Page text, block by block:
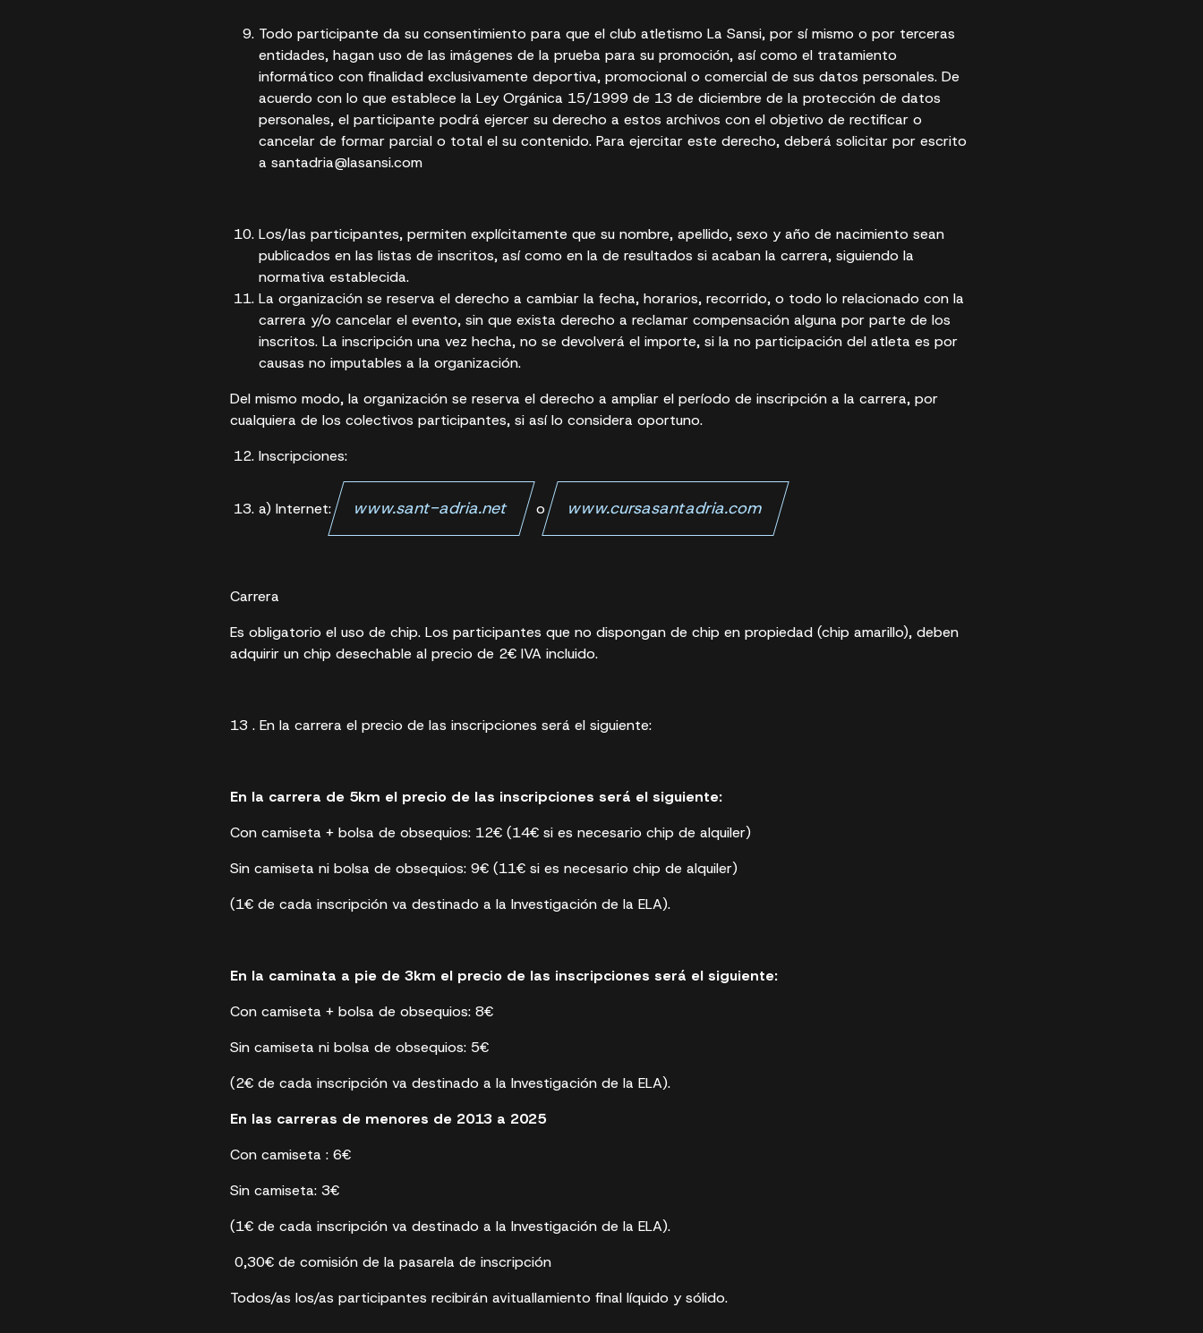
Todo participante da su consentimiento para que el club atletismo La Sansi, por sí mismo o por terceras
entidades, hagan uso de las imágenes de la prueba para su promoción, así como el tratamiento
informático con finalidad exclusivamente deportiva, promocional o comercial de sus datos personales. De
acuerdo con lo que establece la Ley Orgánica 15/1999 de 13 de diciembre de la protección de datos
personales, el participante podrá ejercer su derecho a estos archivos con el objetivo de rectificar o
cancelar de formar parcial o total el su contenido. Para ejercitar este derecho, deberá solicitar por escrito
a santadria@lasansi.com
Los/las participantes, permiten explícitamente que su nombre, apellido, sexo y año de nacimiento sean
publicados en las listas de inscritos, así como en la de resultados si acaban la carrera, siguiendo la
normativa establecida.
La organización se reserva el derecho a cambiar la fecha, horarios, recorrido, o todo lo relacionado con la
carrera y/o cancelar el evento, sin que exista derecho a reclamar compensación alguna por parte de los
inscritos. La inscripción una vez hecha, no se devolverá el importe, si la no participación del atleta es por
causas no imputables a la organización.
Del mismo modo, la organización se reserva el derecho a ampliar el período de inscripción a la carrera, por
cualquiera de los colectivos participantes, si así lo considera oportuno.
Inscripciones:
a) Internet: www.sant-adria.net o www.cursasantadria.com
Carrera
Es obligatorio el uso de chip. Los participantes que no dispongan de chip en propiedad (chip amarillo), deben
adquirir un chip desechable al precio de 2€ IVA incluido.
13 . En la carrera el precio de las inscripciones será el siguiente:
En la carrera de 5km el precio de las inscripciones será el siguiente:
Con camiseta + bolsa de obsequios: 12€ (14€ si es necesario chip de alquiler)
Sin camiseta ni bolsa de obsequios: 9€ (11€ si es necesario chip de alquiler)
(1€ de cada inscripción va destinado a la Investigación de la ELA).
En la caminata a pie de 3km el precio de las inscripciones será el siguiente:
Con camiseta + bolsa de obsequios: 8€
Sin camiseta ni bolsa de obsequios: 5€
(2€ de cada inscripción va destinado a la Investigación de la ELA).
En las carreras de menores de 2013 a 2025
Con camiseta : 6€
Sin camiseta: 3€
(1€ de cada inscripción va destinado a la Investigación de la ELA).
0,30€ de comisión de la pasarela de inscripción
Todos/as los/as participantes recibirán avituallamiento final líquido y sólido.